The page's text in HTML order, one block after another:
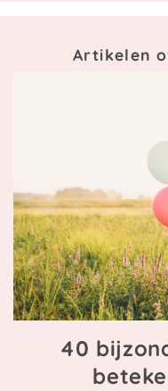
Artikelen
40